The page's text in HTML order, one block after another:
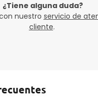
¿Tiene alguna duda?
nuestro servicio de
cliente.